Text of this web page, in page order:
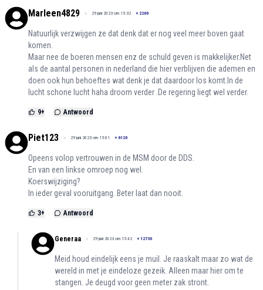
Marleen4829 29 juni 2023 om 15:32 + 2200
Natuurlijk verzwijgen ze dat denk dat er nog veel meer boven gaat
komen.
Maar nee de boeren mensen enz de schuld geven is makkelijker.Net
als de aantal personen in nederland die hier verblijven die ademen en
doen ook hun behoeftes wat denk je dat daardoor los komt.In de
lucht schone lucht haha droom verder .De regering liegt wel verder.
9+ Antwoord
Piet123 29 juni 2023 om 15:01 + 6120
Opeens volop vertrouwen in de MSM door de DDS.
En van een linkse omroep nog wel.
Koerswijziging?
In ieder geval vooruitgang. Beter laat dan nooit.
3+ Antwoord
Generaa 29 juni 2023 om 15:42 + 12730
Meid houd eindelijk eens je muil. Je raaskalt maar zo wat de
wereld in met je eindeloze gezeik. Alleen maar hier om te
stangen. Je deugd voor geen meter zak stront.